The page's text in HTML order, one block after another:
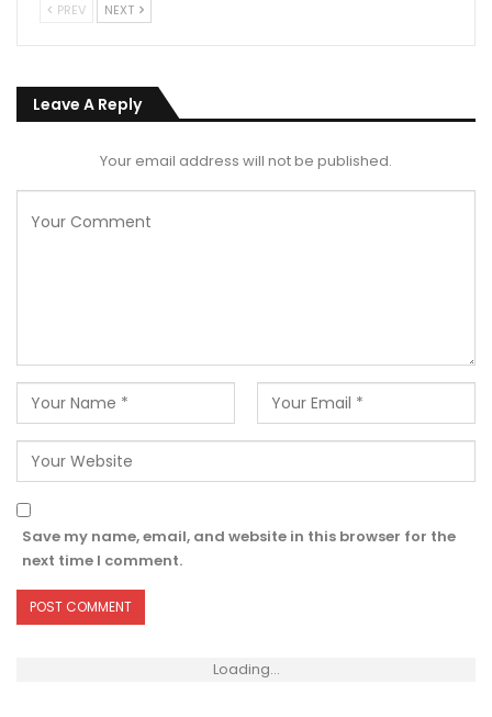
PREV NEXT
Leave A Reply
Your email address will not be published.
Save my name, email, and website in this browser for the
next time I comment.
Loading...